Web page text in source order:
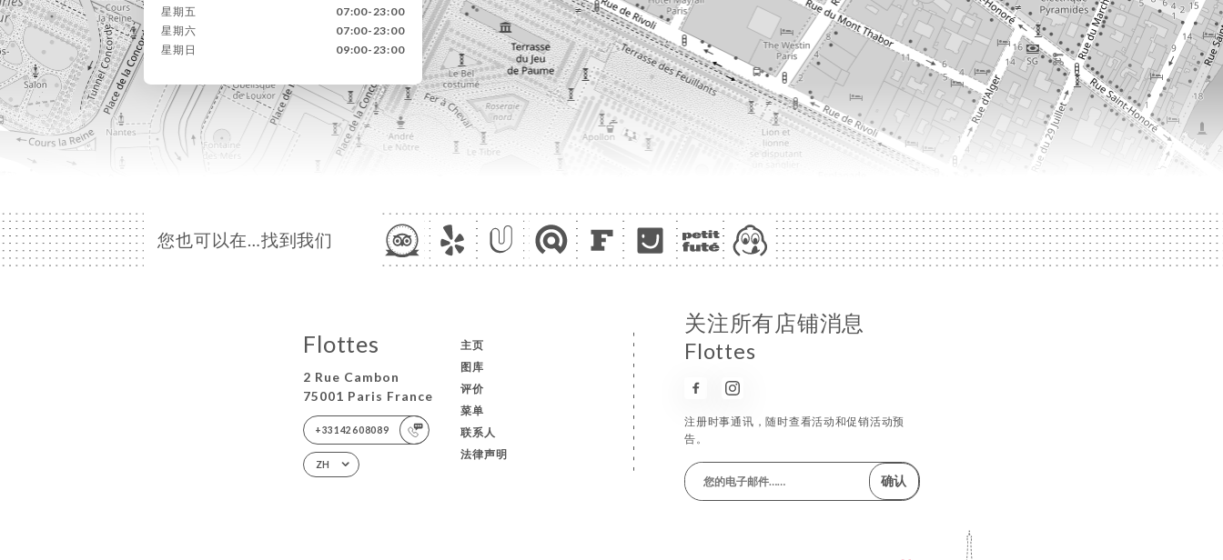
星期五
07:00-23:00
星期六
07:00-23:00
星期日
09:00-23:00
您也可以在…找到我们
Flottes
2 Rue Cambon
75001 Paris France
+33142608089
ZH
主页
图库
评价
菜单
联系人
法律声明
关注所有店铺消息
Flottes
注册时事通讯，随时查看活动和促销活动预
告。
确认